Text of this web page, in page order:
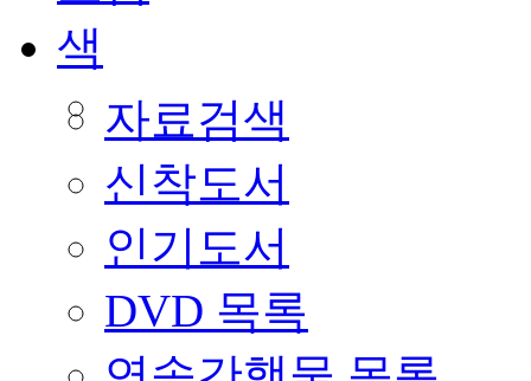
자료검색
신착도서
인기도서
DVD 목록